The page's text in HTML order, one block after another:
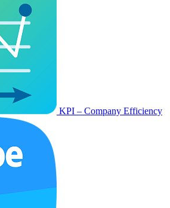
KPI – Company Efficiency